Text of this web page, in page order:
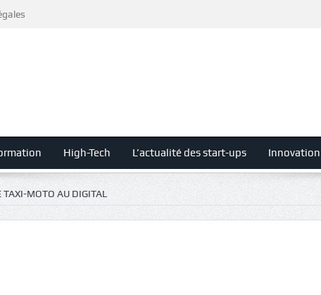
High-Tech L’actualité des start-ups
MOTO AU DIGITAL